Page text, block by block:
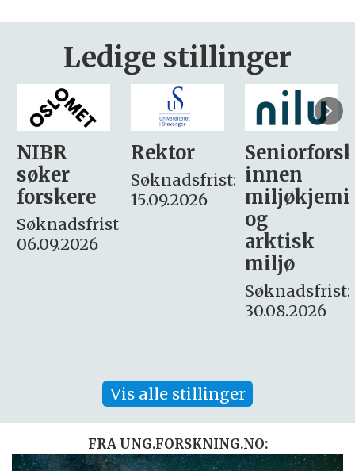
Ledige stillinger
Rektor
Søknadsfrist:
15.09.2026
Seniorforsker
innen
miljøkjemi
søker
– fast
Søknadsfrist:
16. august.
Vis alle stillinger
FRA UNG.FORSKNING.NO: